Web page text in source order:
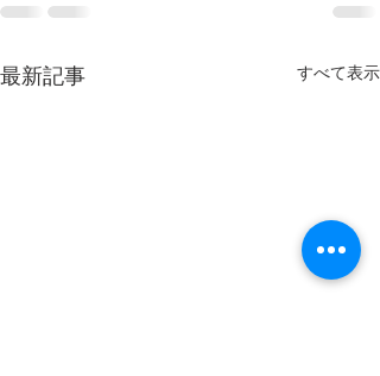
最新記事 すべて表示